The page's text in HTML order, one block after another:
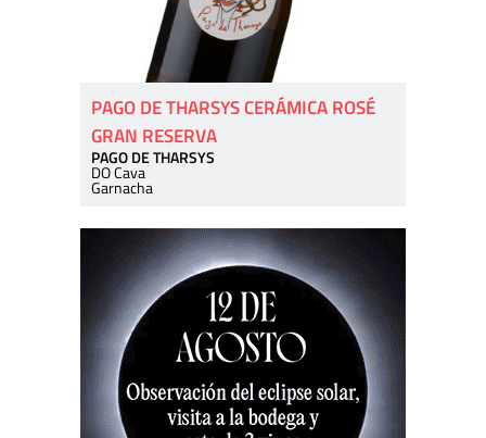
PAGO DE THARSYS CERÁMICA ROSÉ
GRAN RESERVA
PAGO DE THARSYS
DO Cava
Garnacha